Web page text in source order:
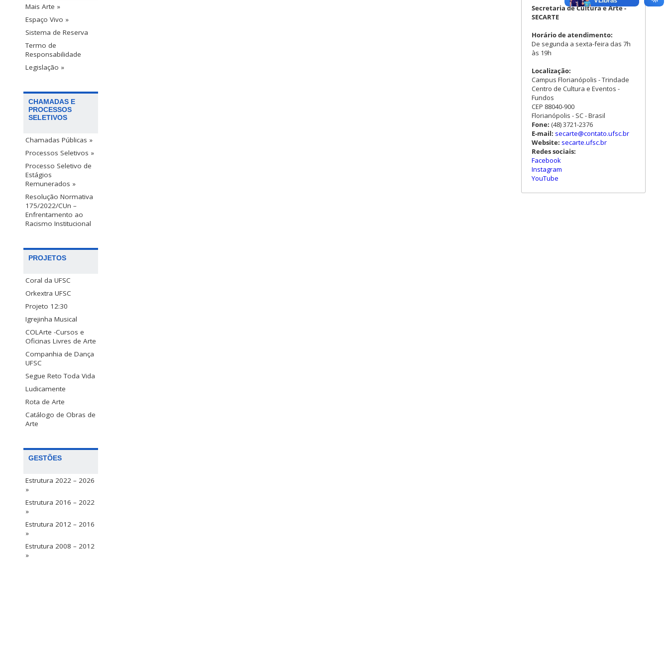
Mais Arte »
Espaço Vivo »
Sistema de Reserva
Termo de
Responsabilidade
Legislação »
CHAMADAS E
PROCESSOS
SELETIVOS
Chamadas Públicas »
Processos Seletivos »
Processo Seletivo de
Estágios
Remunerados »
Resolução Normativa
175/2022/CUn –
Enfrentamento ao
Racismo Institucional
PROJETOS
Coral da UFSC
Orkextra UFSC
Projeto 12:30
Igrejinha Musical
COLArte -Cursos e
Oficinas Livres de Arte
Companhia de Dança
UFSC
Segue Reto Toda Vida
Ludicamente
Rota de Arte
Catálogo de Obras de
Arte
GESTÕES
Estrutura 2022 – 2026
»
Estrutura 2016 – 2022
»
Estrutura 2012 – 2016
»
Estrutura 2008 – 2012
»
Secretaria de Cultura e Arte -
SECARTE
Horário de atendimento:
De segunda a sexta-feira das 7h
às 19h
Localização:
Campus Florianópolis - Trindade
Centro de Cultura e Eventos -
Fundos
CEP 88040-900
Florianópolis - SC - Brasil
Fone: (48) 3721-2376
E-mail: secarte@contato.ufsc.br
Website: secarte.ufsc.br
Redes sociais:
Facebook
Instagram
YouTube